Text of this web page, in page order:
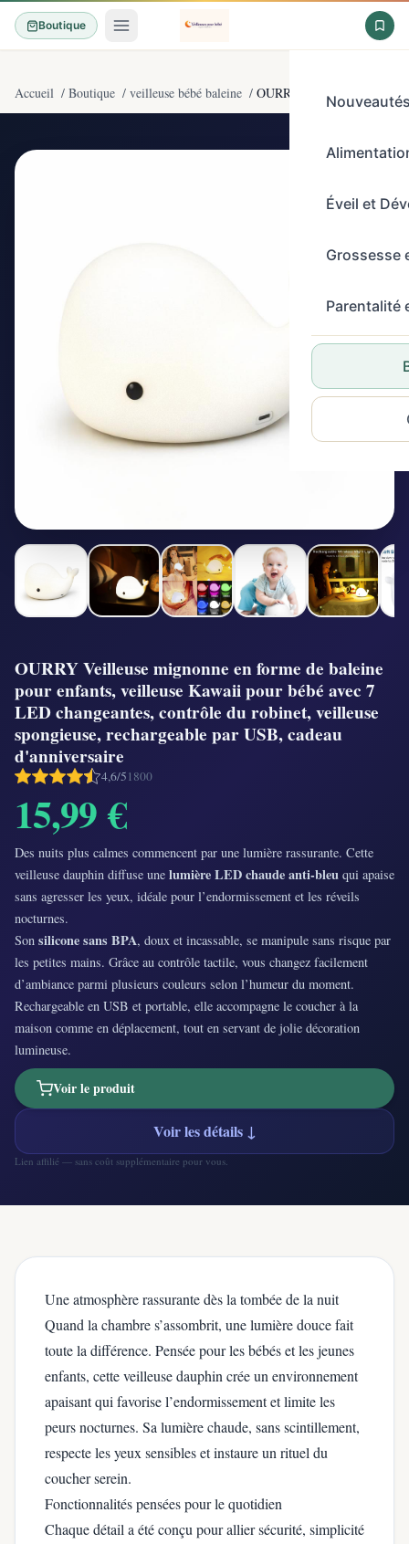
Boutique
Éveil et
Grossesse
Parentalité
Accueil / Boutique / veilleuse bébé baleine / OURRY Veilleuse
OURRY Veilleuse mignonne en forme de baleine
pour enfants, veilleuse Kawaii pour bébé avec 7
LED changeantes, contrôle du robinet, veilleuse
spongieuse, rechargeable par USB, cadeau
d'anniversaire
4,6/51800
15,99 €
Des nuits plus calmes commencent par une lumière rassurante. Cette
veilleuse dauphin diffuse une lumière LED chaude anti-bleu qui apaise
sans agresser les yeux, idéale pour l’endormissement et les réveils
nocturnes.
Son silicone sans BPA, doux et incassable, se manipule sans risque par
les petites mains. Grâce au contrôle tactile, vous changez facilement
d’ambiance parmi plusieurs couleurs selon l’humeur du moment.
Rechargeable en USB et portable, elle accompagne le coucher à la
maison comme en déplacement, tout en servant de jolie décoration
lumineuse.
Voir le produit
Voir les détails ↓
Lien affilié — sans coût supplémentaire pour vous.
Une atmosphère rassurante dès la tombée de la nuit
Quand la chambre s’assombrit, une lumière douce fait
toute la différence. Pensée pour les bébés et les jeunes
enfants, cette veilleuse dauphin crée un environnement
apaisant qui favorise l’endormissement et limite les
peurs nocturnes. Sa lumière chaude, sans scintillement,
respecte les yeux sensibles et instaure un rituel du
coucher serein.
Fonctionnalités pensées pour le quotidien
Chaque détail a été conçu pour allier sécurité, simplicité